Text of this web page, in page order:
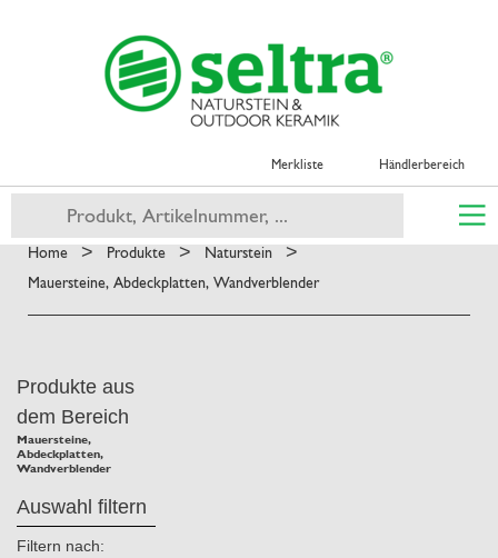
Merkliste Händlerbereich
Home > Produkte > Naturstein >
Mauersteine, Abdeckplatten, Wandverblender
Produkte aus
dem Bereich
Mauersteine,
Abdeckplatten,
Wandverblender
Auswahl filtern
Filtern nach: